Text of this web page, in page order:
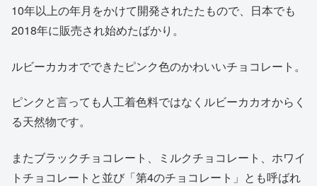
10年以上の年月をかけて開発されたたもので、日本でも
2018年に販売され始めたばかり。
ルビーカカオでできたピンク色のかわいいチョコレート。
ピンクと言っても人工着色料ではなくルビーカカオからく
る天然物です。
またブラックチョコレート、ミルクチョコレート、ホワイ
トチョコレートと並び「第4のチョコレート」とも呼ばれ